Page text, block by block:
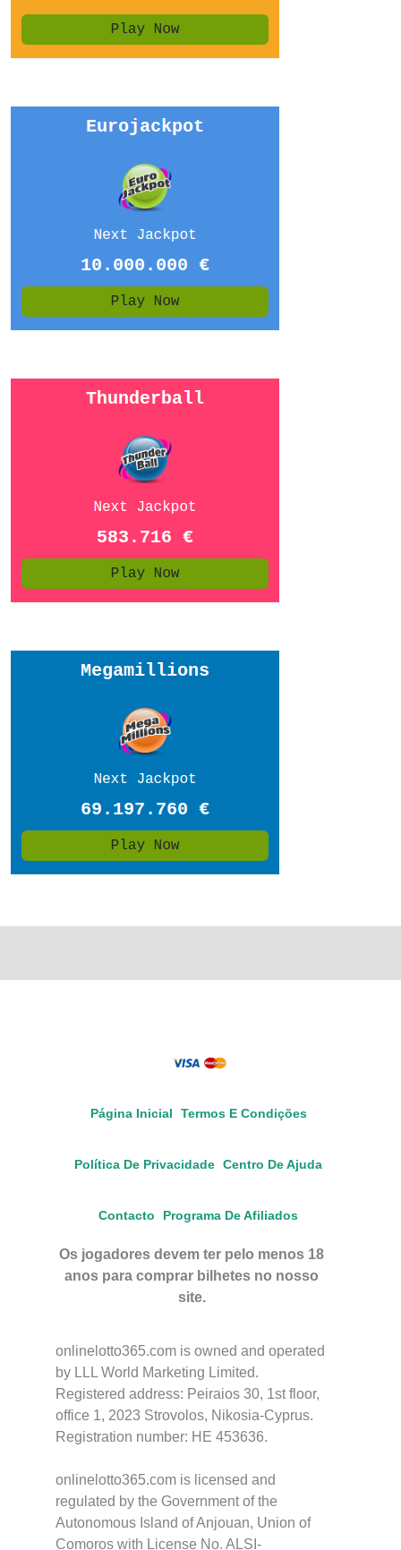
Página Inicial Termos E Condições
Política De Privacidade Centro De Ajuda
Contacto Programa De Afiliados
Os jogadores devem ter pelo menos 18
anos para comprar bilhetes no nosso
site.
onlinelotto365.com is owned and operated
by LLL World Marketing Limited.
Registered address: Peiraios 30, 1st floor,
office 1, 2023 Strovolos, Nikosia-Cyprus.
Registration number: HE 453636.
onlinelotto365.com is licensed and
regulated by the Government of the
Autonomous Island of Anjouan, Union of
Comoros with License No. ALSI-